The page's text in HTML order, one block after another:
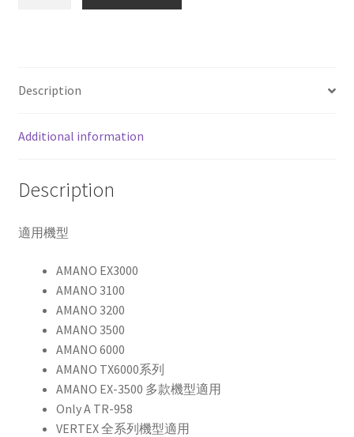
紅
色
帶
Description
Additional information
Description
適用機型
AMANO EX3000
AMANO 3100
AMANO 3200
AMANO 3500
AMANO 6000
AMANO TX6000系列
AMANO EX-3500 多款機型適用
Only A TR-958
VERTEX 全系列機型適用